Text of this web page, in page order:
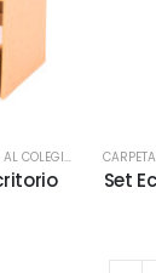
COLEGIO
Set